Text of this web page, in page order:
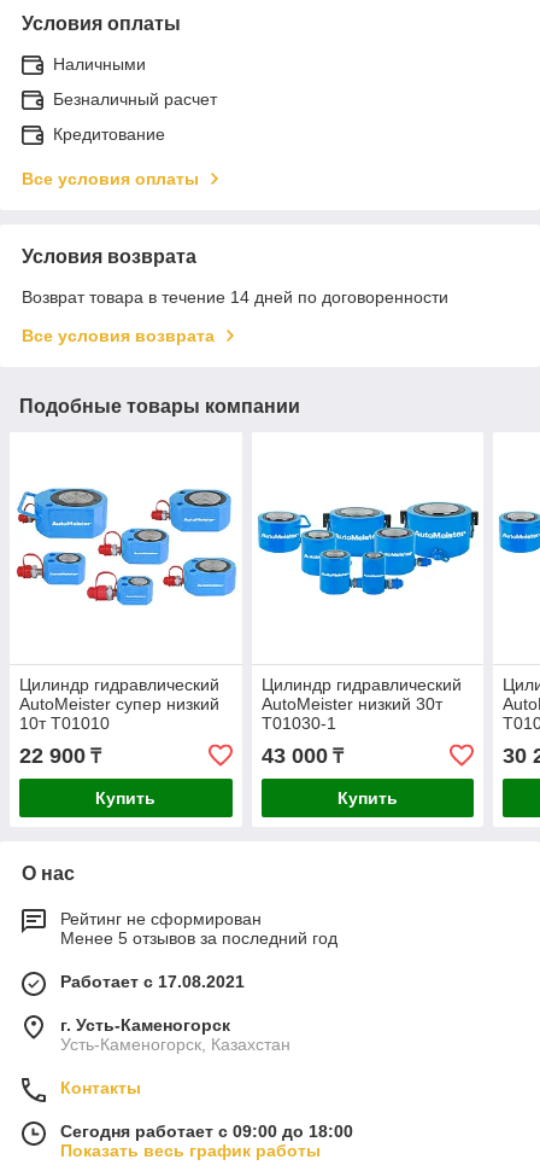
Условия оплаты
Наличными
Безналичный расчет
Кредитование
Все условия оплаты
Условия возврата
Возврат товара в течение 14 дней по договоренности
Все условия возврата
Подобные товары компании
Цилиндр гидравлический
AutoMeister супер низкий
10т T01010
22 900 ₸
Купить
Цилиндр гидравлический
AutoMeister низкий 30т
T01030-1
43 000₸
Купить
30
О нас
Рейтинг не сформирован
Менее 5 отзывов за последний год
Работает с 17.08.2021
г. Усть-Каменогорск
Усть-Каменогорск, Казахстан
Контакты
Сегодня работает с 09:00 до 18:00
Показать весь график работы